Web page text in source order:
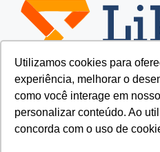
Utilizamos cookies para
experiência, melhorar o
como você interage em
personalizar conteúdo. Ao
concorda com o uso de